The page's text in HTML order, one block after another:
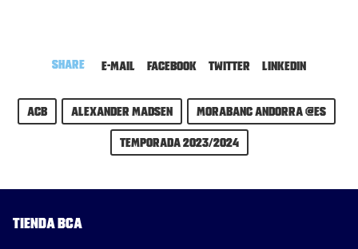
Share E-mail Facebook Twitter LinkedIn
ACB Alexander Madsen
MoraBanc Andorra @es
Temporada 2023/2024
Tienda BCA